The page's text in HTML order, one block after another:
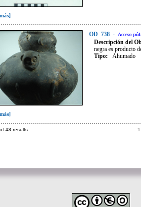
OD 738 - Acceso
Descripción del
negra es producto
Tipo: Ahumado
48 results 1